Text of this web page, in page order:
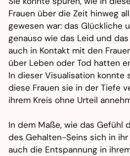
Frauen über die Zeit hinweg
gewesen war: das Glückliche
genauso wie das Leid und
auch in Kontakt mit den
über Leben oder Tod hatten
In dieser Visualisation konnte
diese Frauen sie in der Tiefe
ihrem Kreis ohne Urteil
In dem Maße, wie das Gefühl
des Gehalten-Seins sich in
auch die Entspannung in